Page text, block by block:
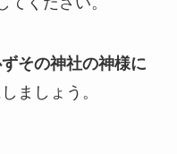
その神社の神様に
ましょう。